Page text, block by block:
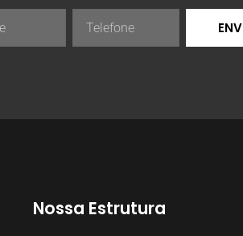
Nossa Estrutura